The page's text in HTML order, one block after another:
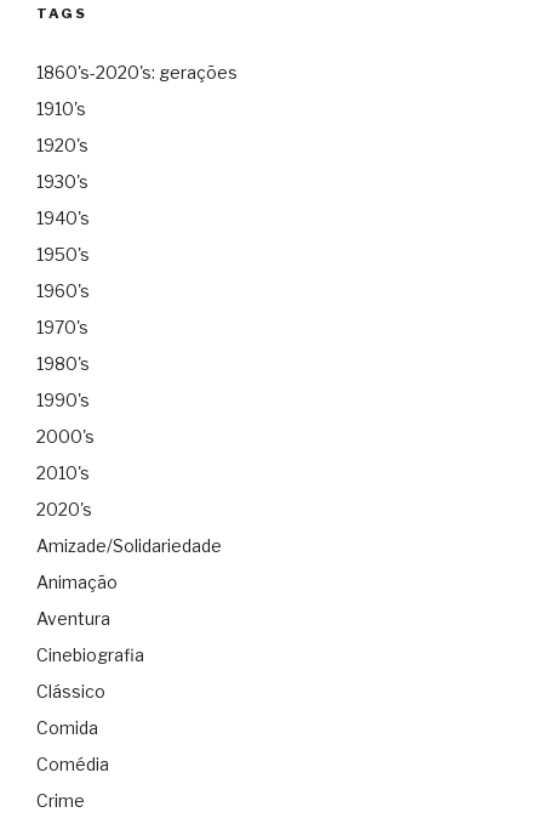
TAGS
1860's-2020's: gerações
1910's
1920's
1930's
1940's
1950's
1960's
1970's
1980's
1990's
2000's
2010's
2020's
Amizade/Solidariedade
Animação
Aventura
Cinebiografia
Clássico
Comida
Comédia
Crime